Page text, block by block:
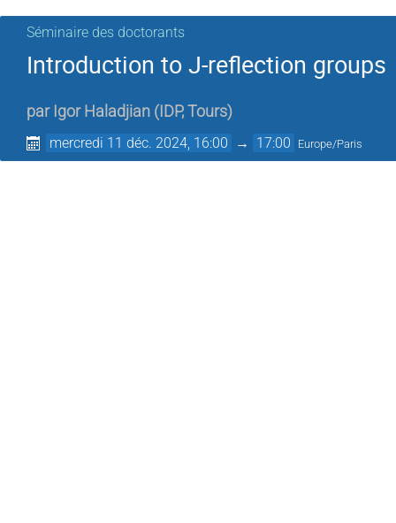
Séminaire des doctorants
Introduction to J-reflection groups
par Igor Haladjian ( IDP, Tours)
mercredi 11 déc. 2024, 16:00 → 17:00 Europe/Paris